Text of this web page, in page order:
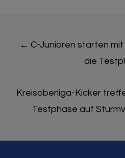
Post
← C-Junioren starten
die
Kreisoberliga-Kicker
Testphase auf